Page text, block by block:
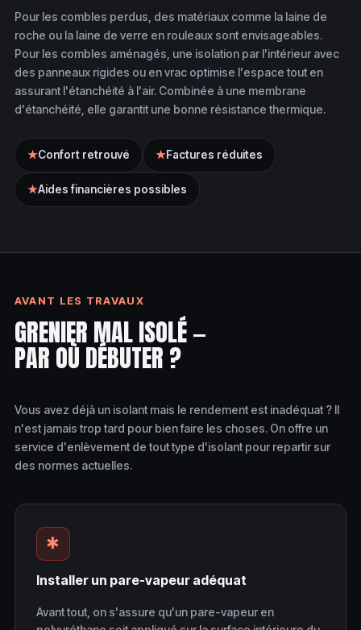
Pour les combles perdus, des matériaux comme la laine de
roche ou la laine de verre en rouleaux sont envisageables.
Pour les combles aménagés, une isolation par l'intérieur avec
des panneaux rigides ou en vrac optimise l'espace tout en
assurant l'étanchéité à l'air. Combinée à une membrane
d'étanchéité, elle garantit une bonne résistance thermique.
★Confort retrouvé ★Factures réduites
★Aides financières possibles
AVANT LES TRAVAUX
GRENIER MAL ISOLÉ —
PAR OÙ DÉBUTER ?
Vous avez déjà un isolant mais le rendement est inadéquat ? Il
n'est jamais trop tard pour bien faire les choses. On offre un
service d'enlèvement de tout type d'isolant pour repartir sur
des normes actuelles.
✱
Installer un pare-vapeur adéquat
Avant tout, on s'assure qu'un pare-vapeur en